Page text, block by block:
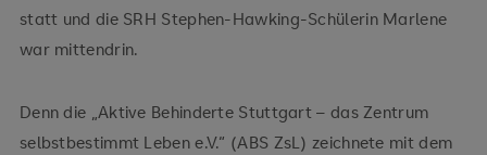
statt und die SRH Stephen-Hawking-Schülerin Marlene
war mittendrin.
Denn die „Aktive Behinderte Stuttgart – das Zentrum
selbstbestimmt Leben e.V.“ (ABS ZsL) zeichnete mit dem